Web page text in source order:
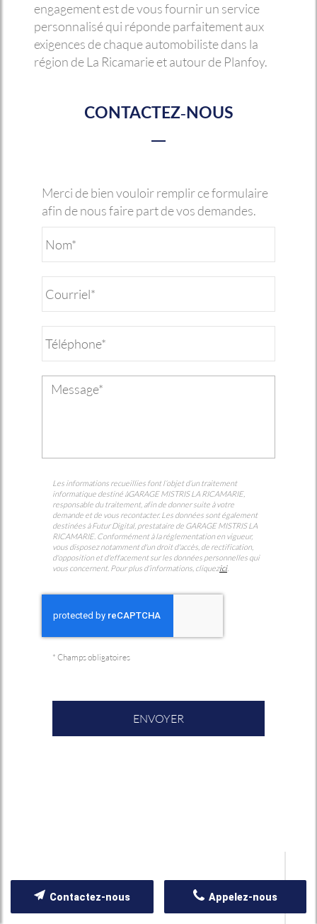
engagement est de vous fournir un service
personnalisé qui réponde parfaitement aux
exigences de chaque automobiliste dans la
région de La Ricamarie et autour de Planfoy.
CONTACTEZ-NOUS
Merci de bien vouloir remplir ce formulaire
afin de nous faire part de vos demandes.
Les informations recueillies font l’objet d’un traitement
informatique destiné àGARAGE MISTRIS LA RICAMARIE,
responsable du traitement, afin de donner suite à votre
demande et de vous recontacter. Les données sont également
destinées à Futur Digital, prestataire de GARAGE MISTRIS LA
RICAMARIE. Conformément à la réglementation en vigueur,
vous disposez notamment d'un droit d'accès, de rectification,
d'opposition et d'effacement sur les données personnelles qui
vous concernent. Pour plus d’informations, cliquezici.
* Champs obligatoires
Appelez-nous
Contactez-nous